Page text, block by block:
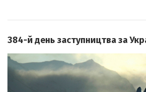
384-й день заступництва за